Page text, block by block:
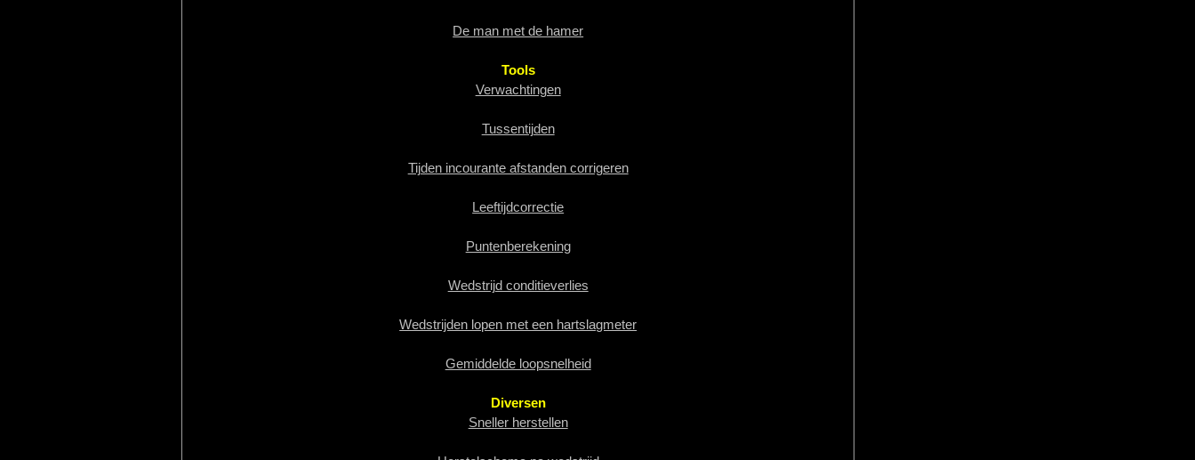
De man met de hamer
Tools
Verwachtingen
Tussentijden
Tijden incourante afstanden corrigeren
Leeftijdcorrectie
Puntenberekening
Wedstrijd conditieverlies
Wedstrijden lopen met een hartslagmeter
Gemiddelde loopsnelheid
Diversen
Sneller herstellen